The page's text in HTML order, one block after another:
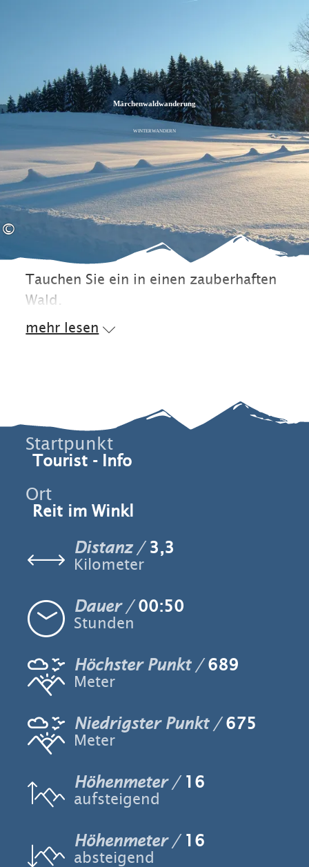
©
Märchenwaldwanderung
WINTERWANDERN
Tauchen Sie ein in einen zauberhaften
Wald.
mehr lesen
Startpunkt
Tourist - Info
Ort
Reit im Winkl
Distanz
3,3
Kilometer
Dauer 00:50
Stunden
Höchster Punkt 689
Meter
Niedrigster Punkt 675
Meter
Höhenmeter 16
aufsteigend
Höhenmeter 16
absteigend